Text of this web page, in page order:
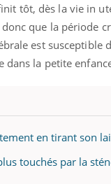
tôt, dès la vie in
que la période
est susceptible
la petite
en tirant son
touchés par la